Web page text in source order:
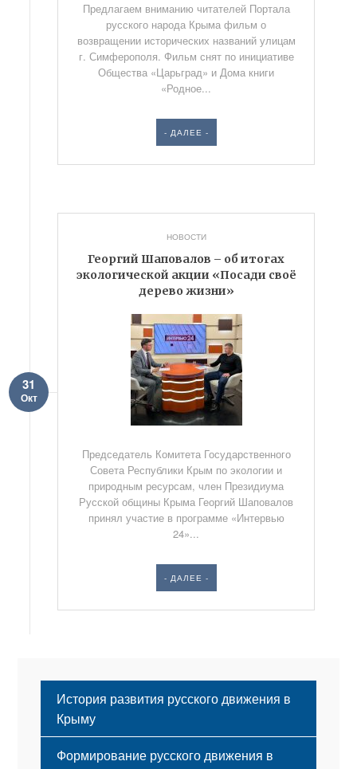
Предлагаем вниманию читателей Портала
русского народа Крыма фильм о
возвращении исторических названий улицам
г. Симферополя. Фильм снят по инициативе
Общества «Царьград» и Дома книги
«Родное...
- ДАЛЕЕ -
НОВОСТИ
Георгий Шаповалов – об итогах
экологической акции «Посади своё
дерево жизни»
31
Окт
Председатель Комитета Государственного
Совета Республики Крым по экологии и
природным ресурсам, член Президиума
Русской общины Крыма Георгий Шаповалов
принял участие в программе «Интервью
24»...
- ДАЛЕЕ -
История развития русского движения в
Крыму
Формирование русского движения в